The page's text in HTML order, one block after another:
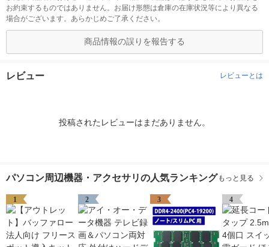
お約束するものではありません。お届け形態は倉庫の在庫状況等により異なる
場合がございます。あらかじめご了承ください。
商品情報の誤りを報告する
レビュー レビューとは
投稿されたレビューはまだありません。
パソコン周辺機器・アクセサリの人気ランキング もっと見る
1 2 3 4